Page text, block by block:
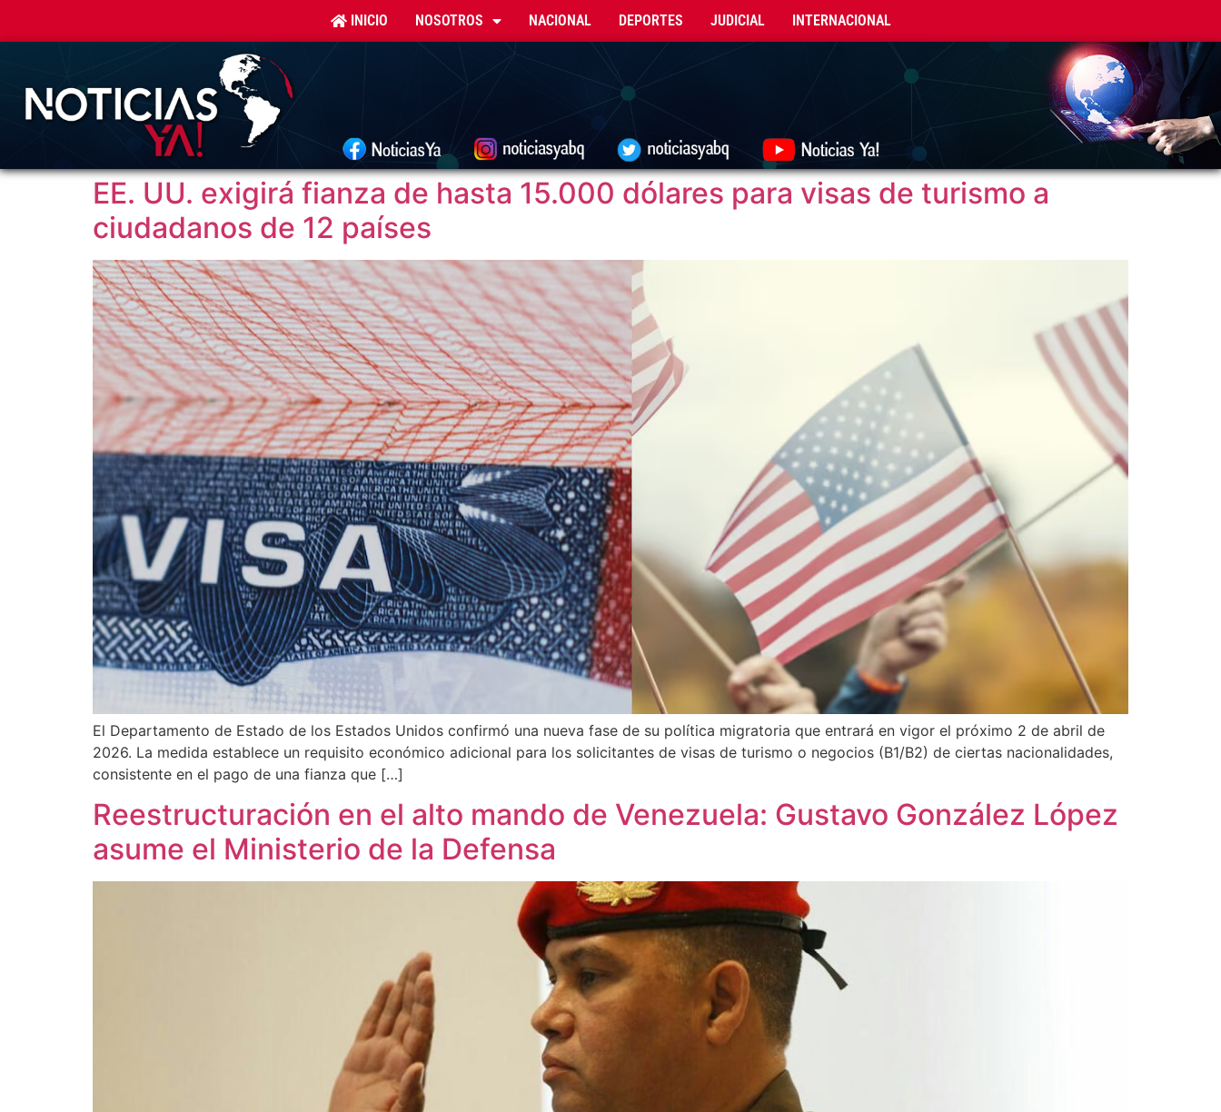
INICIO NOSOTROS NACIONAL DEPORTES JUDICIAL INTERNACIONAL
EE. UU. exigirá fianza de hasta 15.000 dólares para visas de turismo a
ciudadanos de 12 países
El Departamento de Estado de los Estados Unidos confirmó una nueva fase de su política migratoria que entrará en vigor el próximo 2 de abril de
2026. La medida establece un requisito económico adicional para los solicitantes de visas de turismo o negocios (B1/B2) de ciertas nacionalidades,
consistente en el pago de una fianza que […]
Reestructuración en el alto mando de Venezuela: Gustavo González López
asume el Ministerio de la Defensa